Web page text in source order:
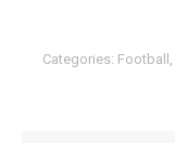
Categories: Football ,